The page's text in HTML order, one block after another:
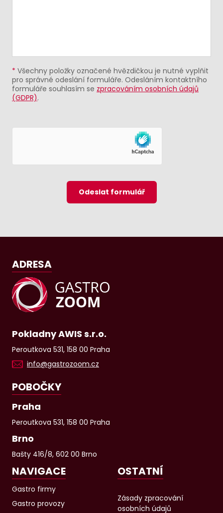
* Všechny položky označené hvězdičkou je nutné vyplňit
pro správné odeslání formuláře. Odesláním kontaktního
formuláře souhlasím se zpracováním osobních údajů
(GDPR).
Odeslat formulář
ADRESA
Pokladny AWIS s.r.o.
Peroutkova 531, 158 00 Praha
info@gastrozoom.cz
POBOČKY
Praha
Peroutkova 531, 158 00 Praha
Brno
Bašty 416/8, 602 00 Brno
NAVIGACE
Gastro firmy
Gastro provozy
OSTATNÍ
Zásady zpracování
osobních údajů